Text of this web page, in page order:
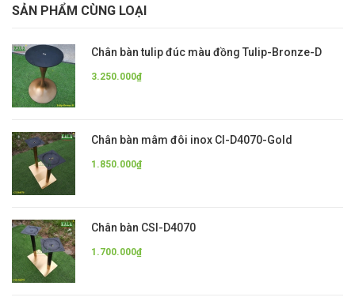
SẢN PHẨM CÙNG LOẠI
Chân bàn tulip đúc màu đồng Tulip-Bronze-D
3.250.000₫
Chân bàn mâm đôi inox CI-D4070-Gold
1.850.000₫
Chân bàn CSI-D4070
1.700.000₫